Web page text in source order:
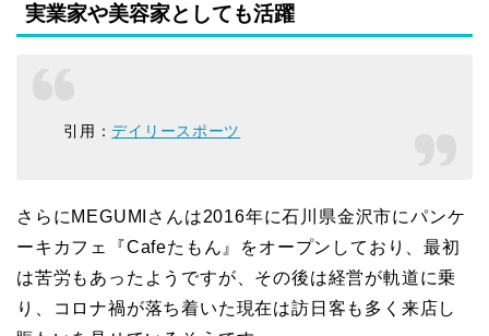
実業家や美容家としても活躍
引用：デイリースポーツ
さらにMEGUMIさんは2016年に石川県金沢市にパンケ
ーキカフェ『Cafeたもん』をオープンしており、最初
は苦労もあったようですが、その後は経営が軌道に乗
り、コロナ禍が落ち着いた現在は訪日客も多く来店し